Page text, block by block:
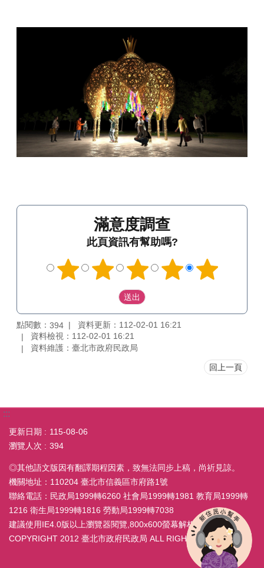
滿意度調查
此頁資訊有幫助嗎?
點閱數： 394
資料更新：112-02-01 16:21
資料檢視：112-02-01 16:21
資料維護：臺北市政府民政局
回上一頁
:::
更新日期
115-08-06
瀏覽人次
394
◎其他語文版因有翻譯期程因素，致無法同步上稿，尚祈見諒。
機關地址：110204 臺北市信義區市府路1號
聯絡電話：民政局1999轉6260 社會局1999轉1981 教育局1999轉
1216 衛生局1999轉1816 勞動局1999轉7038
建議使用IE4.0版以上瀏覽器閱覽,800x600螢幕解析度
COPYRIGHT 2012 臺北市政府民政局 ALL RIGHT RESERVED